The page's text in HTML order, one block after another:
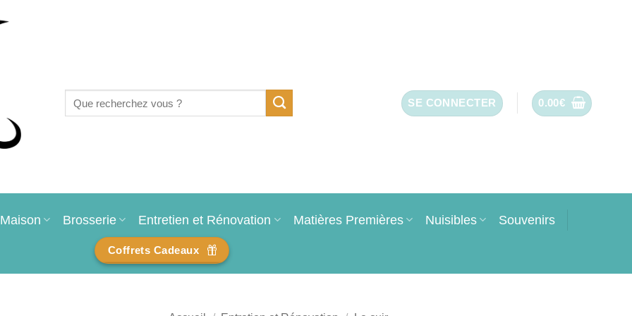
pour :
SE CONNECTER 0.00€
Maison Brosserie Entretien et Rénovation Matières Premières Nuisibles Souvenirs
Coffrets Cadeaux